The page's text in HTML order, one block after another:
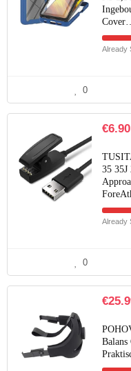
Cover…
Already
0
€6.90
35 35J
Already
0
€